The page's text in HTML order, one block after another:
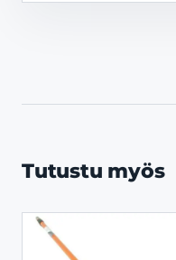
Tutustu myös